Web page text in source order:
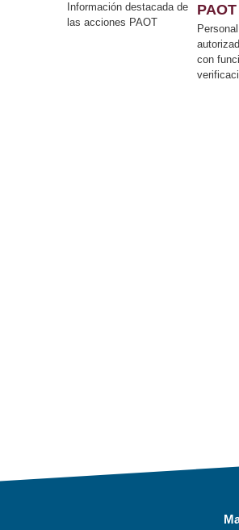
Información destacada de
las acciones PAOT
PAOT
con